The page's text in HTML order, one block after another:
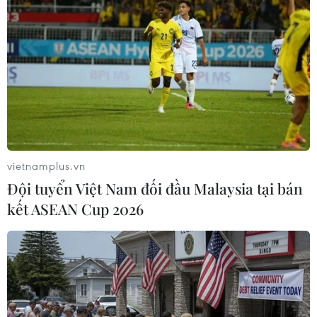
59 năm ASEAN: Đoàn kết là
“lợi thế cạnh tranh” đặc
biệt của Hiệp hội
07/08/2026 12:00
Hạ tầng AI - động lực tăng
trưởng mới của Đông Nam
Á
07/08/2026 10:19
Họp mặt kỷ niệm 59 năm
Ngày thành lập ASEAN
07/08/2026 09:26
trung tâm chăm sóc trẻ
làm khoảng nạn nhân bị
thương
07/08/2026 08:13
vietnamplus.vn
Đội tuyển Việt Nam đối đầu Malaysia tại bán
kết ASEAN Cup 2026